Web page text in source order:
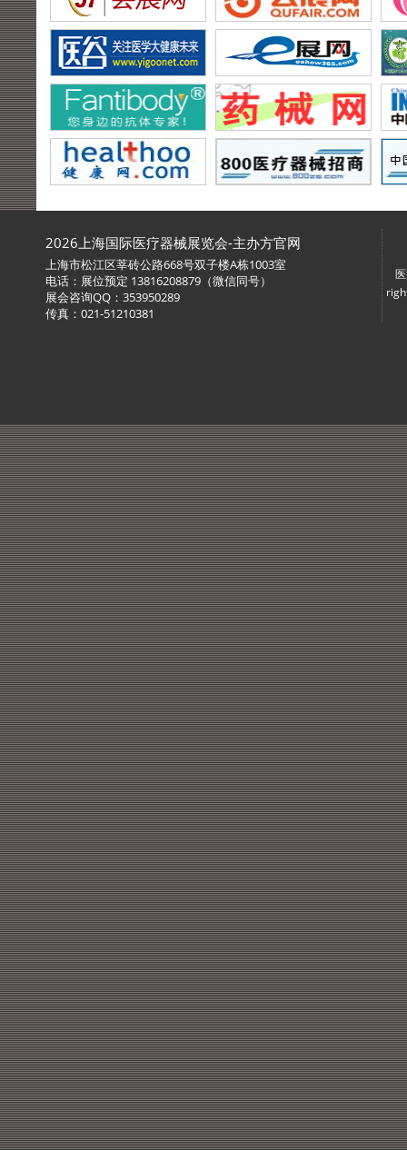
2026上海国际医疗器械展览会-主办方官网
上海市松江区莘砖公路668号双子楼A栋1003室
电话：展位预定 13816208879（微信同号）
展会咨询QQ：353950289
传真：021-51210381